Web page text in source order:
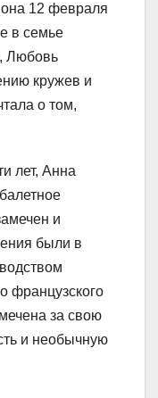
она 12 февраля
в семье
Любовь
кружев и
о том,
лет, Анна
и
были в
французского
за свою
и необычную